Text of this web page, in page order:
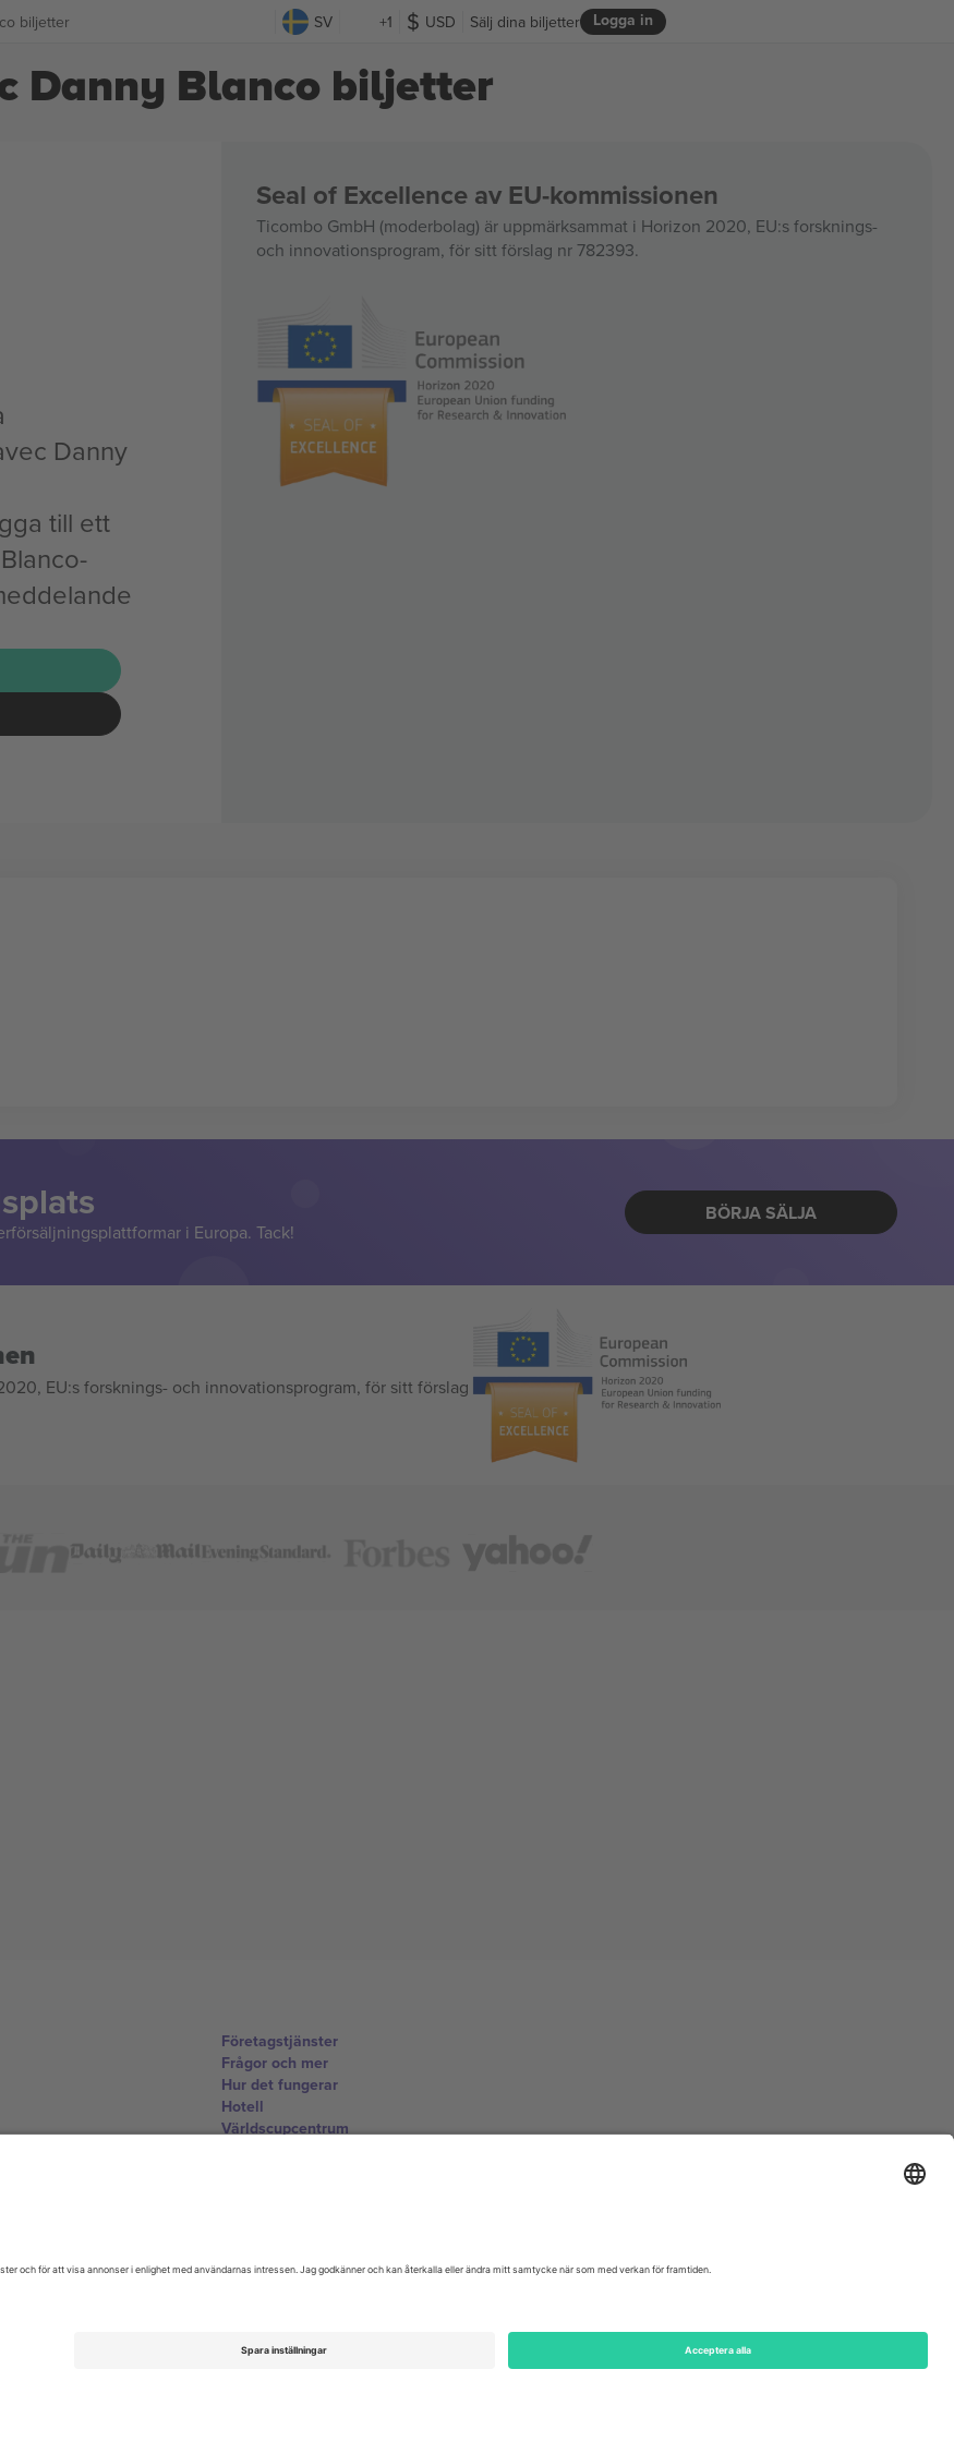
biljetter SV +1 USD Logga in
Sälj dina biljetter
Danny Blanco biljetter
Danny
till ett
Seal of Excellence av EU-kommissionen
Ticombo GmbH (moderbolag) är uppmärksammat i Horizon 2020, EU:s forsknings-
och innovationsprogram, för sitt förslag nr 782393.
i Europa. Tack!
BÖRJA SÄLJA
EU:s forsknings- och innovationsprogram, för sitt förslag
Företagstjänster
Frågor och mer
Hur det fungerar
Hotell
Världscupcentrum
United Kingdom